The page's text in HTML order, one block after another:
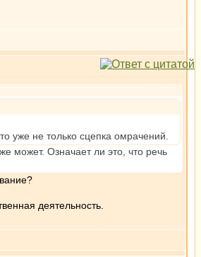
уже не только сцепка омрачений.
может. Означает ли это, что речь
деятельность.